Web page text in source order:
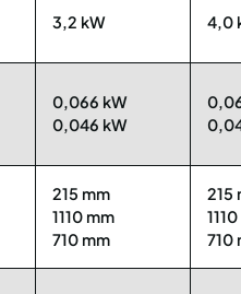
3,2 kW 4,0
0,066 kW
0,046 kW
215 mm
1110 mm
710 mm
215
710